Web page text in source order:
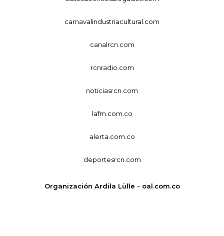
carnavalindustriacultural.com
canalrcn.com
rcnradio.com
noticiasrcn.com
lafm.com.co
alerta.com.co
deportesrcn.com
Organización Ardila Lülle - oal.com.co